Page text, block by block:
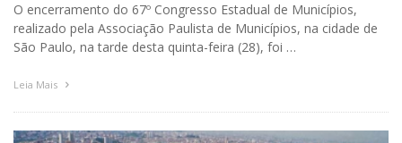
O encerramento do 67º Congresso Estadual de Municípios,
realizado pela Associação Paulista de Municípios, na cidade de
São Paulo, na tarde desta quinta-feira (28), foi …
Leia Mais